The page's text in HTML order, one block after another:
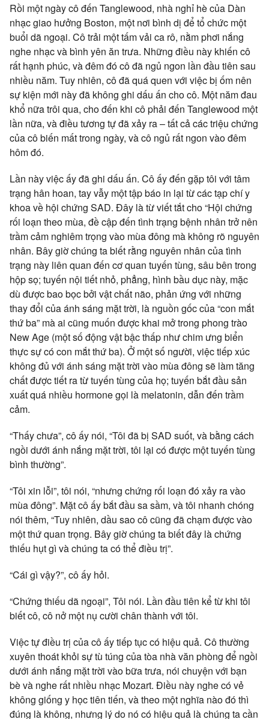
Rồi một ngày cô đến Tanglewood, nhà nghỉ hè của Dàn
nhạc giao hưởng Boston, một nơi bình dị để tổ chức một
buổi dã ngoại. Cô trải một tấm vải ca rô, nằm phơi nắng
nghe nhạc và bình yên ăn trưa. Những điều này khiến cô
rất hạnh phúc, và đêm đó cô đã ngủ ngon lần đầu tiên sau
nhiều năm. Tuy nhiên, cô đã quá quen với việc bị ốm nên
sự kiện mới này đã không ghi dấu ấn cho cô. Một năm đau
khổ nữa trôi qua, cho đến khi cô phải đến Tanglewood một
lần nữa, và điều tương tự đã xảy ra – tất cả các triệu chứng
của cô biến mất trong ngày, và cô ngủ rất ngon vào đêm
hôm đó.
Lần này việc ấy đã ghi dấu ấn. Cô ấy đến gặp tôi với tâm
trạng hân hoan, tay vẫy một tập báo in lại từ các tạp chí y
khoa về hội chứng SAD. Đây là từ viết tắt cho “Hội chứng
rối loạn theo mùa, đề cập đến tình trạng bệnh nhân trở nên
trầm cảm nghiêm trọng vào mùa đông mà không rõ nguyên
nhân. Bây giờ chúng ta biết rằng nguyên nhân của tình
trạng này liên quan đến cơ quan tuyến tùng, sâu bên trong
hộp sọ; tuyến nội tiết nhỏ, phẳng, hình bầu dục này, mặc
dù được bao bọc bởi vật chất não, phản ứng với những
thay đổi của ánh sáng mặt trời, là nguồn gốc của “con mắt
thứ ba” mà ai cũng muốn được khai mở trong phong trào
New Age (một số động vật bậc thấp như chim ưng biển
thực sự có con mắt thứ ba). Ở một số người, việc tiếp xúc
không đủ với ánh sáng mặt trời vào mùa đông sẽ làm tăng
chất được tiết ra từ tuyến tùng của họ; tuyến bắt đầu sản
xuất quá nhiều hormone gọi là melatonin, dẫn đến trầm
cảm.
“Thấy chưa”, cô ấy nói, “Tôi đã bị SAD suốt, và bằng cách
ngồi dưới ánh nắng mặt trời, tôi lại có được một tuyến tùng
bình thường”.
“Tôi xin lỗi”, tôi nói, “nhưng chứng rối loạn đó xảy ra vào
mùa đông”. Mặt cô ấy bắt đầu sa sầm, và tôi nhanh chóng
nói thêm, “Tuy nhiên, dầu sao cô cũng đã chạm được vào
một thứ quan trọng. Bây giờ chúng ta biết đây là chứng
thiếu hụt gì và chúng ta có thể điều trị”.
“Cái gì vậy?”, cô ấy hỏi.
“Chứng thiếu dã ngoại”, Tôi nói. Lần đầu tiên kể từ khi tôi
biết cô, cô nở một nụ cười chân thành với tôi.
Việc tự điều trị của cô ấy tiếp tục có hiệu quả. Cô thường
xuyên thoát khỏi sự tù túng của tòa nhà văn phòng để ngồi
dưới ánh nắng mặt trời vào bữa trưa, nói chuyện với bạn
bè và nghe rất nhiều nhạc Mozart. Điều này nghe có vẻ
không giống y học tiên tiến, và theo một nghĩa nào đó thì
đúng là không, nhưng lý do nó có hiệu quả là chúng ta cần